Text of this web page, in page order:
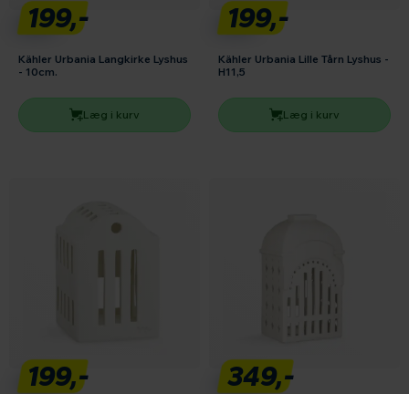
199,-
Kähler Urbania Langkirke Lyshus
- 10cm.
Læg i kurv
199,-
Kähler Urbania Lille Tårn Lyshus -
H11,5
Læg i kurv
199,- 349,-